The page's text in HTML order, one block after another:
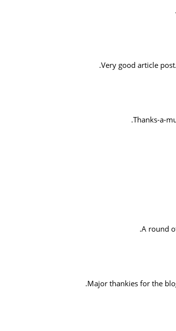
Very good article
Thanks-a-
A round
Major thankies for the